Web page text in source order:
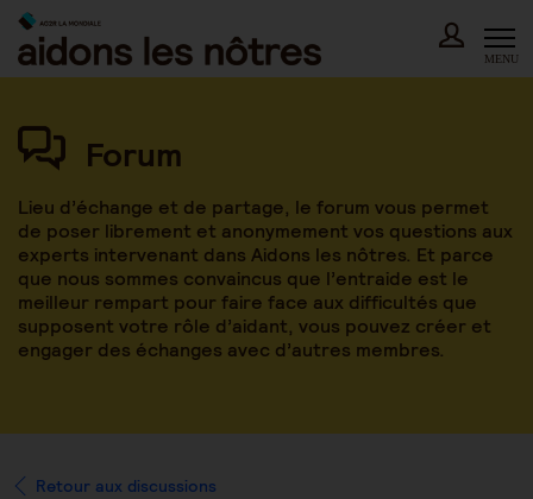
Skip
content
MENU
Forum
Lieu d’échange et de partage, le forum vous permet
de poser librement et anonymement vos questions aux
experts intervenant dans Aidons les nôtres. Et parce
que nous sommes convaincus que l’entraide est le
meilleur rempart pour faire face aux difficultés que
supposent votre rôle d’aidant, vous pouvez créer et
engager des échanges avec d’autres membres.
Retour aux discussions